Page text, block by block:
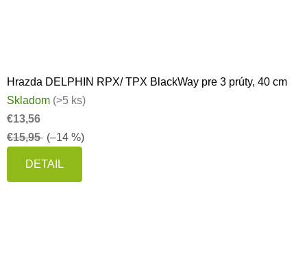
Hrazda DELPHIN RPX/ TPX BlackWay pre 3 prúty, 40 cm
Skladom (>5 ks)
€13,56
€15,95 (–14 %)
DETAIL